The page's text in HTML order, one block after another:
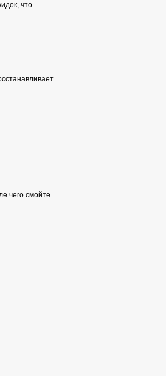
что
чего смойте